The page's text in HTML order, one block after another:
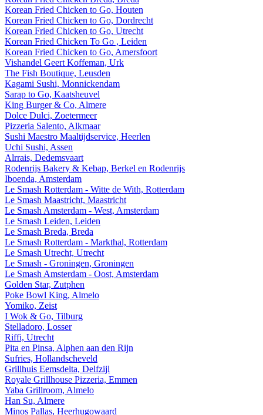
Korean Fried Chicken to Go, Houten
Korean Fried Chicken to Go, Dordrecht
Korean Fried Chicken to Go, Utrecht
Korean Fried Chicken To Go , Leiden
Korean Fried Chicken to Go, Amersfoort
Vishandel Geert Koffeman, Urk
The Fish Boutique, Leusden
Kagami Sushi, Monnickendam
Sarap to Go, Kaatsheuvel
King Burger & Co, Almere
Dolce Dulci, Zoetermeer
Pizzeria Salento, Alkmaar
Sushi Maestro Maaltijdservice, Heerlen
Uchi Sushi, Assen
Alrrais, Dedemsvaart
Rodenrijs Bakery & Kebap, Berkel en Rodenrijs
Iboenda, Amsterdam
Le Smash Rotterdam - Witte de With, Rotterdam
Le Smash Maastricht, Maastricht
Le Smash Amsterdam - West, Amsterdam
Le Smash Leiden, Leiden
Le Smash Breda, Breda
Le Smash Rotterdam - Markthal, Rotterdam
Le Smash Utrecht, Utrecht
Le Smash - Groningen, Groningen
Le Smash Amsterdam - Oost, Amsterdam
Golden Star, Zutphen
Poke Bowl King, Almelo
Yomiko, Zeist
I Wok & Go, Tilburg
Stelladoro, Losser
Riffi, Utrecht
Pita en Pinsa, Alphen aan den Rijn
Sufries, Hollandscheveld
Grillhuis Eemsdelta, Delfzijl
Royale Grillhouse Pizzeria, Emmen
Yaba Grillroom, Almelo
Han Su, Almere
Minos Pallas, Heerhugowaard